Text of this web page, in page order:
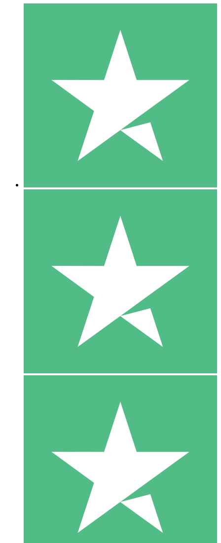
Packs de Crédits Individuels
Payez à l'utilisation avec des crédits de téléchargement. Sans
1 Téléchargement
10 00
10 Téléchargements
20 00